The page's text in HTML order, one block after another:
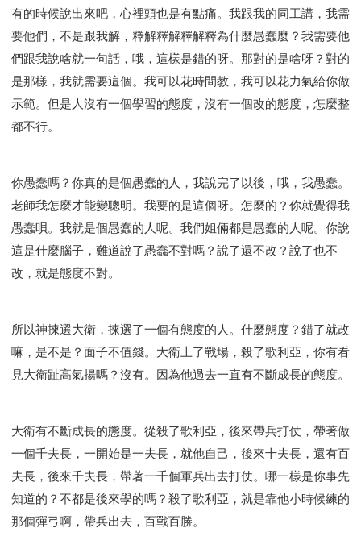
有的時候說出來吧，心裡頭也是有點痛。我跟我的同工講，我需
要他們，不是跟我解，釋解釋解釋解釋為什麼愚蠢麼？我需要他
們跟我說啥就一句話，哦，這樣是錯的呀。那對的是啥呀？對的
是那樣，我就需要這個。我可以花時間教，我可以花力氣給你做
示範。但是人沒有一個學習的態度，沒有一個改的態度，怎麼整
都不行。
你愚蠢嗎？你真的是個愚蠢的人，我說完了以後，哦，我愚蠢。
老師我怎麼才能變聰明。我要的是這個呀。怎麼的？你就覺得我
愚蠢唄。我就是個愚蠢的人呢。我們姐倆都是愚蠢的人呢。你說
這是什麼腦子，難道說了愚蠢不對嗎？說了還不改？說了也不
改，就是態度不對。
所以神揀選大衛，揀選了一個有態度的人。什麼態度？錯了就改
嘛，是不是？面子不值錢。大衛上了戰場，殺了歌利亞，你有看
見大衛趾高氣揚嗎？沒有。因為他過去一直有不斷成長的態度。
大衛有不斷成長的態度。從殺了歌利亞，後來帶兵打仗，帶著做
一個千夫長，一開始是一夫長，就他自己，後來十夫長，還有百
夫長，後來千夫長，帶著一千個軍兵出去打仗。哪一樣是你事先
知道的？不都是後來學的嗎？殺了歌利亞，就是靠他小時候練的
那個彈弓啊，帶兵出去，百戰百勝。